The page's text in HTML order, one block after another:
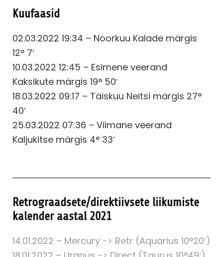
Kuufaasid
02.03.2022 19:34 – Noorkuu Kalade märgis
12° 7′
10.03.2022 12:45 – Esimene veerand
Kaksikute märgis 19° 50′
18.03.2022 09:17 – Täiskuu Neitsi märgis 27°
40′
25.03.2022 07:36 – Viimane veerand
Kaljukitse märgis 4° 33′
Retrograadsete/direktiivsete liikumiste
kalender aastal 2021
14.01.2022 – Mercury -> Retr (Aquarius 10°20′)